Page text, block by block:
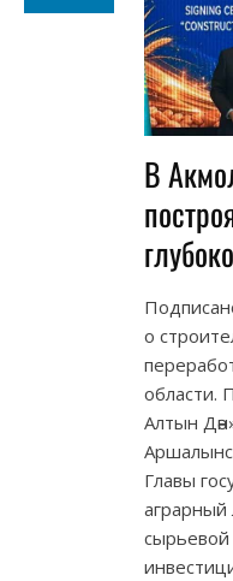
В
о
области.
Алтын
Главы